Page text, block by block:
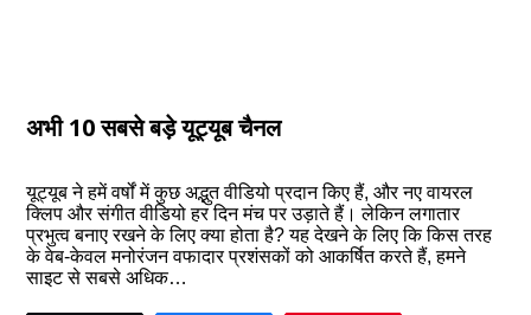
अभी 10 सबसे बड़े यूट्यूब चैनल
यूट्यूब ने हमें वर्षों में कुछ अद्भुत वीडियो प्रदान किए हैं, और नए वायरल
क्लिप और संगीत वीडियो हर दिन मंच पर उड़ाते हैं। लेकिन लगातार
प्रभुत्व बनाए रखने के लिए क्या होता है? यह देखने के लिए कि किस तरह
के वेब-केवल मनोरंजन वफादार प्रशंसकों को आकर्षित करते हैं, हमने
साइट से सबसे अधिक…